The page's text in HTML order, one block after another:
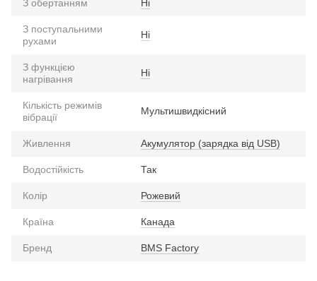
З обертанням Ні
З поступальними
рухами
Ні
З функцією
нагрівання
Ні
Кількість режимів
вібрації
Мультишвидкісний
Живлення Акумулятор (зарядка від USB)
Водостійкість Так
Колір Рожевий
Країна Канада
Бренд BMS Factory